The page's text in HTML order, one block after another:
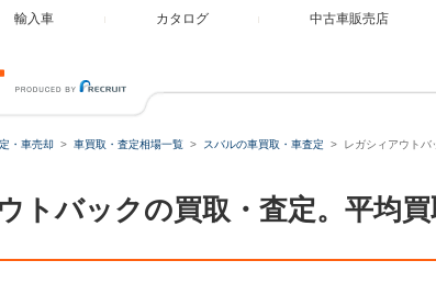
輸入車 カタログ 中古車販売店
・車売却 車買取・査定相場一覧 スバルの車買取・車査定 レガシィアウトバ
トバックの買取・査定。平均